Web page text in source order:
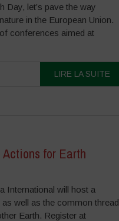
Day, let’s pave the way
in the European Union.
conferences aimed at
LIRE LA SUITE
for Earth
International will host a
well as the common thread
Earth. Register at